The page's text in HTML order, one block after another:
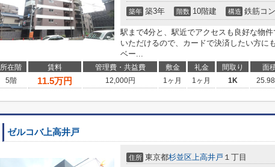
築年 築3年 階数 10階建 構造 鉄筋コ
駅まで4分と、駅近でアクセスも良好な物
いただけるので、カードで決済したい方に
ベー...
所在階 賃料 管理費・共益費 敷金 礼金 間取り 面
5階
11.5万円 12,000円 1ヶ月 1ヶ月 1K
ゼルコバ上高井戸
住所 東京都杉並区上高井戸 １丁目